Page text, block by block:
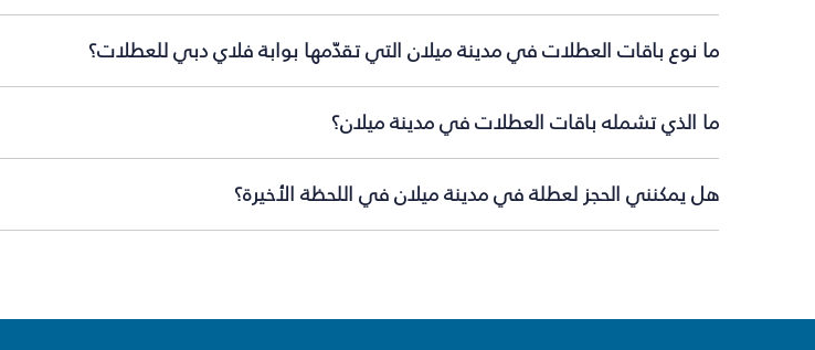
ما نوع باقات العطلات في مدينة ميلان التي تقدّمها بوابة فلاي دبي للعطلات؟
ما الذي تشمله باقات العطلات في مدينة ميلان؟
هل يمكنني الحجز لعطلة في مدينة ميلان في اللحظة الأخيرة؟